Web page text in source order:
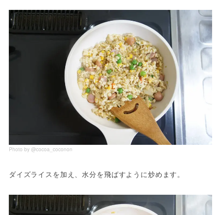
Photo by @cocoa_coconon
ダイズライスを加え、水分を飛ばすように炒めます。